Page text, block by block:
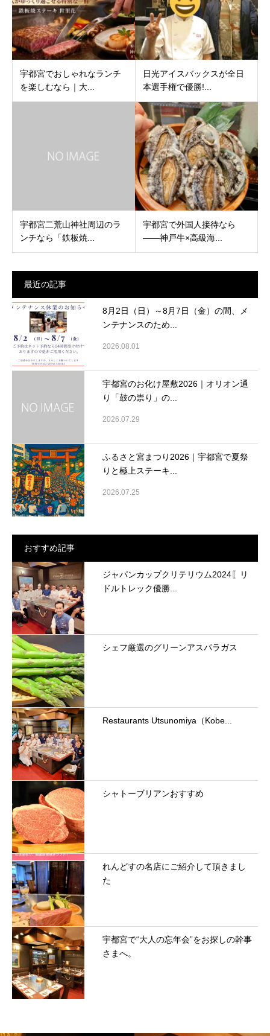
宇都宮でおしゃれなランチ
を楽しむなら｜大...
日光アイスバックスが全日
本選手権で優勝!...
宇都宮二荒山神社周辺のラ
ンチなら「鉄板焼...
宇都宮で外国人接待なら
——神戸牛×高級海...
最近の記事
8月2日（日）～8月7日（金）の間、メ
ンテナンスのため...
2026.08.01
宇都宮のお化け屋敷2026｜オリオン通
り「鼓の祟り」の...
2026.07.29
ふるさと宮まつり2026｜宇都宮で夏祭
りと極上ステーキ...
2026.07.25
おすすめ記事
ジャパンカップクリテリウム2024〖リ
ドルトレック優勝...
シェフ厳選のグリーンアスパラガス
Restaurants Utsunomiya（Kobe...
シャトーブリアンおすすめ
れんどすの名店にご紹介して頂きまし
た
宇都宮で“大人の忘年会”をお探しの幹事
さまへ。